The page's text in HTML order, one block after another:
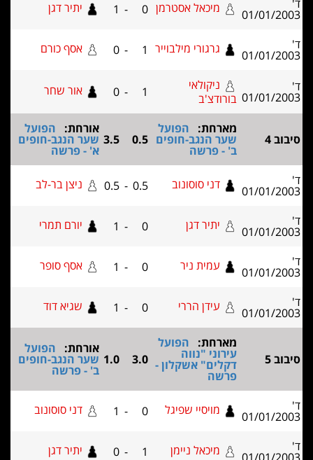
01/01/ מיכאל אסטרמן 0
1 יתיר דגן
01/01/ גרגורי מילבוייר 1
0 אסף כורם
01/01/
ניקולאי
בורודצ'ב
0 אור שחר
4
מארחת:הפועל
שער הנגב-חופים
ב' - פרשה
0.5
3.5
אורחת:הפועל
שער הנגב-חופים
א' - פרשה
01/01/ דני סוסונוב 0.5
0.5 ניצן בר-לב
01/01/ יתיר דגן 1 יורם תמרי
01/01/ עמית ניר 1 אסף סופר
01/01/ עידן הררי 1 שגיא דוד
5
מארחת:הפועל
עירוני "נווה
דקלים" אשקלון -
פרשה
3.0
1.0
אורחת:הפועל
שער הנגב-חופים
ב' - פרשה
01/01/ מויסיי שפיגל 0
1 דני סוסונוב
מיכאל ניימן 1
0 יתיר דגן